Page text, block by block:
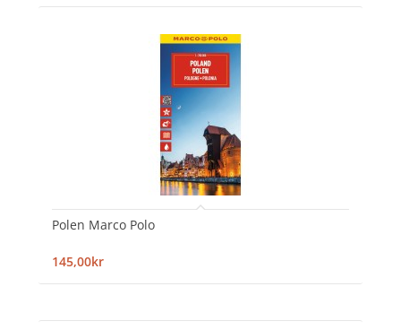
Polen Marco Polo
145,00kr